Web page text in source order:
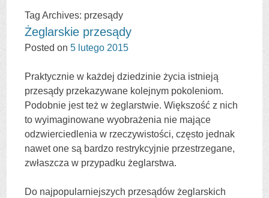
TO
Tag Archives: przesądy
Żeglarskie przesądy
Posted on5 lutego 2015
Praktycznie w każdej dziedzinie życia istnieją
przesądy przekazywane kolejnym pokoleniom.
Podobnie jest też w żeglarstwie. Większość z nich
to wyimaginowane wyobrażenia nie mające
odzwierciedlenia w rzeczywistości, często jednak
nawet one są bardzo restrykcyjnie przestrzegane,
zwłaszcza w przypadku żeglarstwa.
Do najpopularniejszych przesądów żeglarskich